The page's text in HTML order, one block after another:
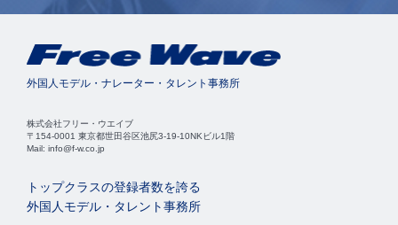
外国人モデル・ナレーター・タレント事務所
株式会社フリー・ウエイブ
〒154-0001 東京都世田谷区池尻3-19-10NKビル1階
Mail: info@f-w.co.jp
トップクラスの登録者数を誇る
外国人モデル・タレント事務所